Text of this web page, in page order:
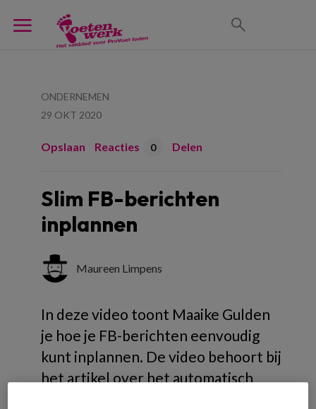
ONDERNEMEN
29 OKT 2020
Opslaan Reacties 0 Delen
Slim FB-berichten
inplannen
Maureen Limpens
In deze video toont Maaike Gulden
je hoe je FB-berichten eenvoudig
kunt inplannen. De video behoort bij
het artikel over het automatisch